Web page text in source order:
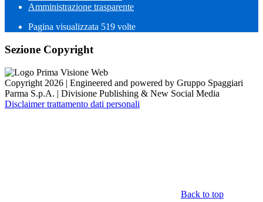
Amministrazione trasparente
Pagina visualizzata 519 volte
Sezione Copyright
Copyright 2026 | Engineered and powered by Gruppo Spaggiari
Parma S.p.A. | Divisione Publishing & New Social Media
Disclaimer trattamento dati personali
Back to top